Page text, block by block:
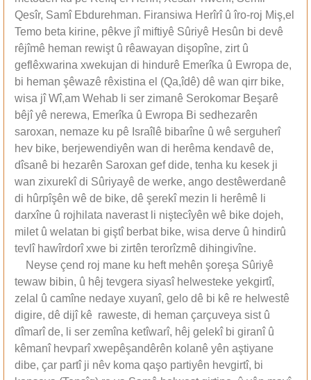
Qesîr, Samî Ebdurehman. Firansiwa Herîrî û îro-roj Miş,el
Temo beta kirine, pêkve jî miftiyê Sûriyê Hesûn bi devê
rêjîmê heman rewişt û rêawayan dişopîne, zirt û
geflêxwarina xwekujan di hindurê Emerîka û Ewropa de,
bi heman şêwazê rêxistina el (Qa,îdê) dê wan qirr bike,
wisa jî Wî,am Wehab li ser zimanê Serokomar Beşarê
bêjî yê nerewa, Emerîka û Ewropa Bi sedhezarên
saroxan, nemaze ku pê Israîlê bibarîne û wê serguherî
hev bike, berjewendiyên wan di herêma kendavê de,
dîsanê bi hezarên Saroxan gef dide, tenha ku kesek ji
wan zixurekî di Sûriyayê de werke, ango destêwerdanê
di hûrpîşên wê de bike, dê şerekî mezin li herêmê li
darxîne û rojhilata naverast li niştecîyên wê bike dojeh,
milet û welatan bi giştî berbat bike, wisa derve û hindirû
tevlî hawîrdorî xwe bi zirtên terorîzmê dihingivîne.
Neyse çend roj mane ku heft mehên şoreşa Sûriyê
tewaw bibin, û hêj tevgera siyasî helwesteke yekgirtî,
zelal û camîne nedaye xuyanî, gelo dê bi kê re helwestê
digire, dê dijî kê raweste, di heman çarçuveya sist û
dîmarî de, li ser zemîna ketîwarî, hêj gelekî bi giranî û
kêmanî hevparî xwepêşandêrên kolanê yên aştiyane
dibe, çar partî ji nêv koma qaşo partiyên hevgirtî, bi